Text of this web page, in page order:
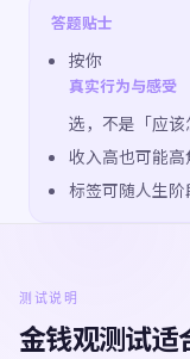
答题贴士
按你
真实行为与感受
选，不是「应该
收入高也可能高
标签可随人生阶
测试说明
金钱观测试适